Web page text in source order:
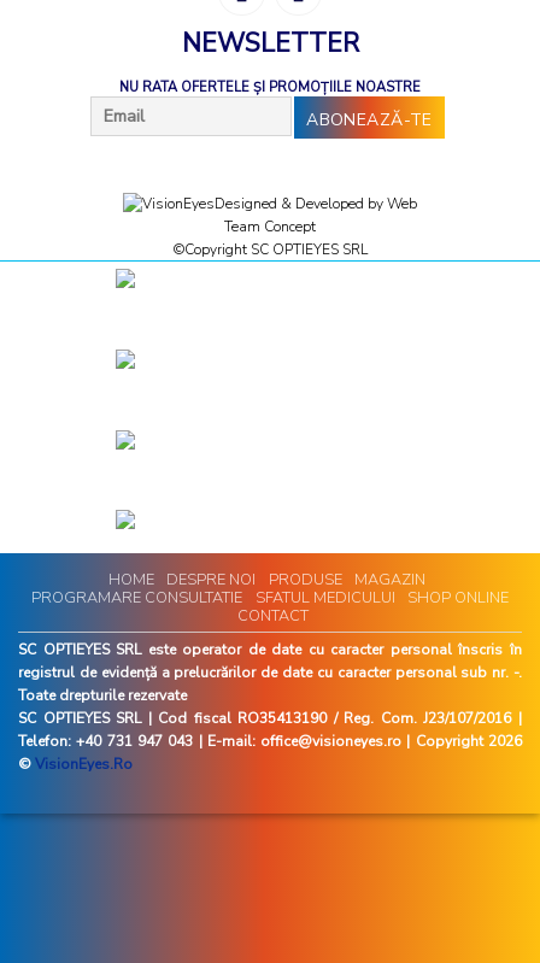
NEWSLETTER
NU RATA OFERTELE ȘI PROMOȚIILE NOASTRE
Designed & Developed byWeb
Team Concept
©Copyright SC OPTIEYES SRL
HOME DESPRE NOI PRODUSE
MAGAZIN
PROGRAMARE CONSULTATIE
SFATUL MEDICULUI
SHOP ONLINE
CONTACT
SC OPTIEYES SRL este operator de date cu caracter personal înscris în
registrul de evidență a prelucrărilor de date cu caracter personal sub nr. -.
Toate drepturile rezervate
SC OPTIEYES SRL | Cod fiscal RO35413190 / Reg. Com. J23/107/2016 |
Telefon: +40 731 947 043 | E-mail: office@visioneyes.ro | Copyright 2026
©VisionEyes.Ro